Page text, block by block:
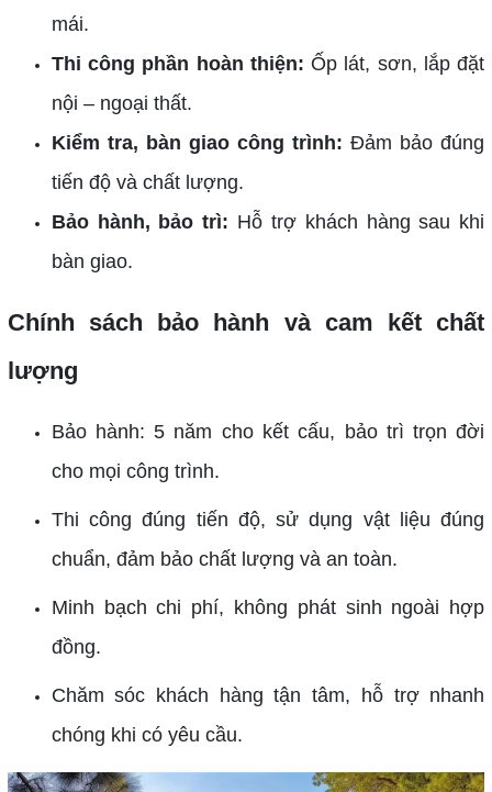
mái.
Thi công phần hoàn thiện: Ốp lát, sơn, lắp đặt
nội – ngoại thất.
Kiểm tra, bàn giao công trình: Đảm bảo đúng
tiến độ và chất lượng.
Bảo hành, bảo trì: Hỗ trợ khách hàng sau khi
bàn giao.
Chính sách bảo hành và cam kết chất
lượng
Bảo hành: 5 năm cho kết cấu, bảo trì trọn đời
cho mọi công trình.
Thi công đúng tiến độ, sử dụng vật liệu đúng
chuẩn, đảm bảo chất lượng và an toàn.
Minh bạch chi phí, không phát sinh ngoài hợp
đồng.
Chăm sóc khách hàng tận tâm, hỗ trợ nhanh
chóng khi có yêu cầu.